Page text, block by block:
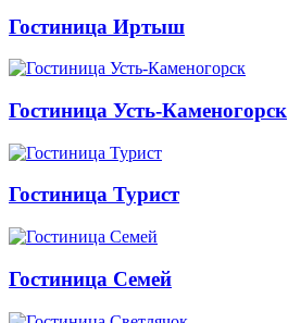
Гостиница Иртыш
Гостиница Усть-Каменогорск
Гостиница Турист
Гостиница Семей